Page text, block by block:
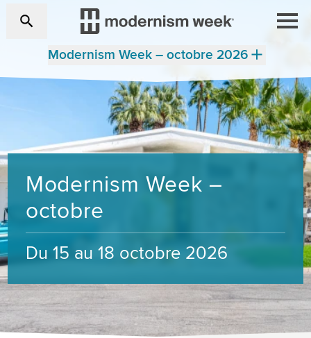
Modernism Week – octobre 2026
Modernism Week –
octobre
Du 15 au 18 octobre 2026